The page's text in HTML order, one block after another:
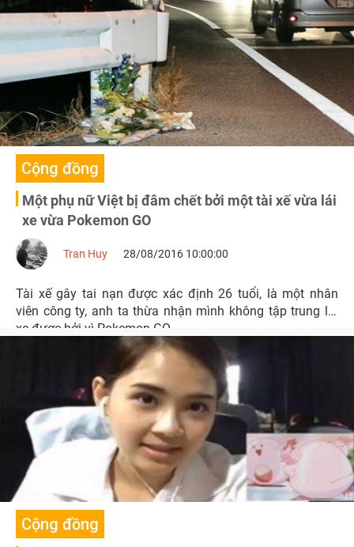
Cộng đồng
Một phụ nữ Việt bị đâm chết bởi một tài xế vừa lái
xe vừa Pokemon GO
Tran Huy 28/08/2016 10:00:00
Tài xế gây tai nạn được xác định 26 tuổi, là một nhân
viên công ty, anh ta thừa nhận mình không tập trung lái
xe được bởi vì Pokemon GO.
Cộng đồng